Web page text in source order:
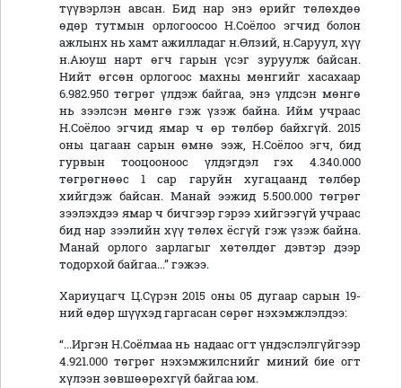
түүвэрлэн авсан. Бид нар энэ өрийг төлөхдөө
өдөр тутмын орлогоосоо Н.Соёлоо эгчид болон
ажлынх нь хамт ажилладаг н.Өлзий, н.Саруул, хүү
н.Аюуш нарт өгч гарын үсэг зуруулж байсан.
Нийт өгсөн орлогоос махны мөнгийг хасахаар
6.982.950 төгрөг үлдэж байгаа, энэ үлдсэн мөнгө
нь зээлсэн мөнгө гэж үзэж байна. Ийм учраас
Н.Соёлоо эгчид ямар ч өр төлбөр байхгүй. 2015
оны цагаан сарын өмнө ээж, Н.Соёлоо эгч, бид
гурвын тооцооноос үлдэгдэл гэх 4.340.000
төгрөгнөөс 1 сар гаруйн хугацаанд төлбөр
хийгдэж байсан. Манай ээжид 5.500.000 төгрөг
зээлэхдээ ямар ч бичгээр гэрээ хийгээгүй учраас
бид нар зээлийн хүү төлөх ёсгүй гэж үзэж байна.
Манай орлого зарлагыг хөтөлдөг дэвтэр дээр
тодорхой байгаа...” гэжээ.
Хариуцагч Ц.Сүрэн 2015 оны 05 дугаар сарын 19-
ний өдөр шүүхэд гаргасан сөрөг нэхэмжлэлдээ:
“...Иргэн Н.Соёлмаа нь надаас огт үндэслэлгүйгээр
4.921.000 төгрөг нэхэмжилснийг миний бие огт
хүлээн зөвшөөрөхгүй байгаа юм.